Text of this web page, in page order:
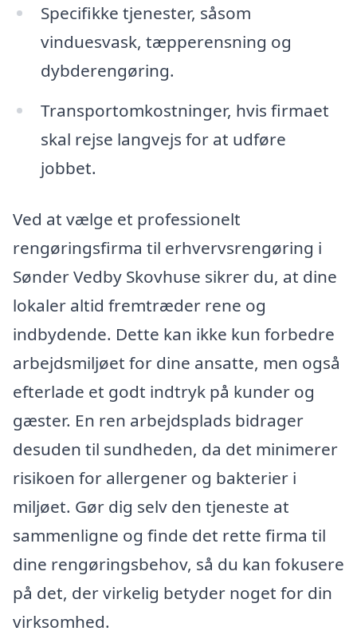
Specifikke tjenester, såsom
vinduesvask, tæpperensning og
dybderengøring.
Transportomkostninger, hvis firmaet
skal rejse langvejs for at udføre
jobbet.
Ved at vælge et professionelt
rengøringsfirma til erhvervsrengøring i
Sønder Vedby Skovhuse sikrer du, at dine
lokaler altid fremtræder rene og
indbydende. Dette kan ikke kun forbedre
arbejdsmiljøet for dine ansatte, men også
efterlade et godt indtryk på kunder og
gæster. En ren arbejdsplads bidrager
desuden til sundheden, da det minimerer
risikoen for allergener og bakterier i
miljøet. Gør dig selv den tjeneste at
sammenligne og finde det rette firma til
dine rengøringsbehov, så du kan fokusere
på det, der virkelig betyder noget for din
virksomhed.